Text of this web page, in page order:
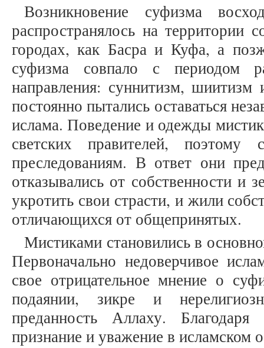
Возникновение суфизма
распространялось на территории
городах, как Басра и Куфа, а
суфизма совпало с периодом
направления: суннитизм,
постоянно пытались оставаться
ислама. Поведение и одежды
светских правителей, поэтому
преследованиям. В ответ они
отказывались от собственности и
укротить свои страсти, и жили
отличающихся от общепринятых.
Мистиками становились в
Первоначально недоверчивое
свое отрицательное мнение о
подаянии, зикре и
преданность Аллаху.
признание и уважение в исламском